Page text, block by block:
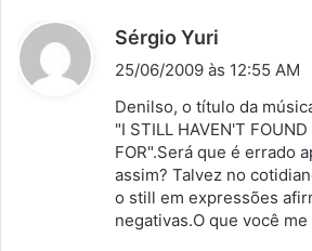
Sérgio Yuri
i
s
e
:
25/06/2009 às 12:55 AM
Denilso, o título da
"I STILL HAVEN'T
FOR".Será que é errado
assim? Talvez no
o still em expressões
negativas.O que você me